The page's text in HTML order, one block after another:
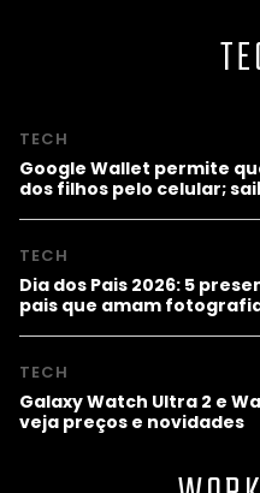
TECH
Google Wallet permite
dos filhos pelo celular;
TECH
Dia dos Pais 2026: 5
pais que amam
TECH
Galaxy Watch Ultra 2 e
veja preços e novidades